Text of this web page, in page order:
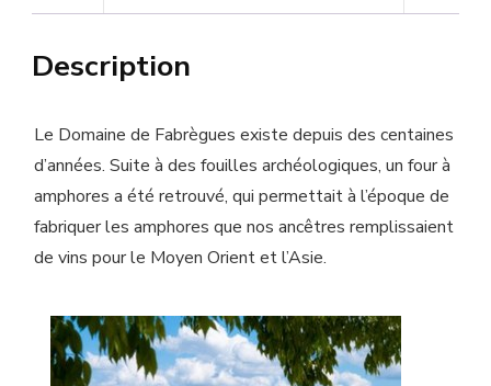
Description
Le Domaine de Fabrègues existe depuis des centaines
d’années. Suite à des fouilles archéologiques, un four à
amphores a été retrouvé, qui permettait à l’époque de
fabriquer les amphores que nos ancêtres remplissaient
de vins pour le Moyen Orient et l’Asie.